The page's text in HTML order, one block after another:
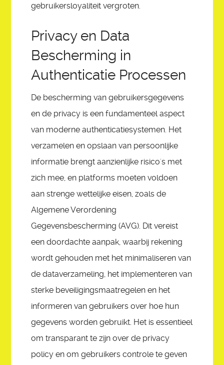
gebruikersloyaliteit vergroten.
Privacy en Data
Bescherming in
Authenticatie Processen
De bescherming van gebruikersgegevens
en de privacy is een fundamenteel aspect
van moderne authenticatiesystemen. Het
verzamelen en opslaan van persoonlijke
informatie brengt aanzienlijke risico's met
zich mee, en platforms moeten voldoen
aan strenge wettelijke eisen, zoals de
Algemene Verordening
Gegevensbescherming (AVG). Dit vereist
een doordachte aanpak, waarbij rekening
wordt gehouden met het minimaliseren van
de dataverzameling, het implementeren van
sterke beveiligingsmaatregelen en het
informeren van gebruikers over hoe hun
gegevens worden gebruikt. Het is essentieel
om transparant te zijn over de privacy
policy en om gebruikers controle te geven